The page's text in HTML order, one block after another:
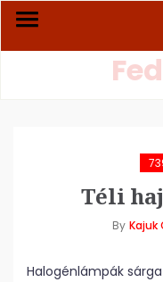
Téli
By Kajuk
Halogénlámpák